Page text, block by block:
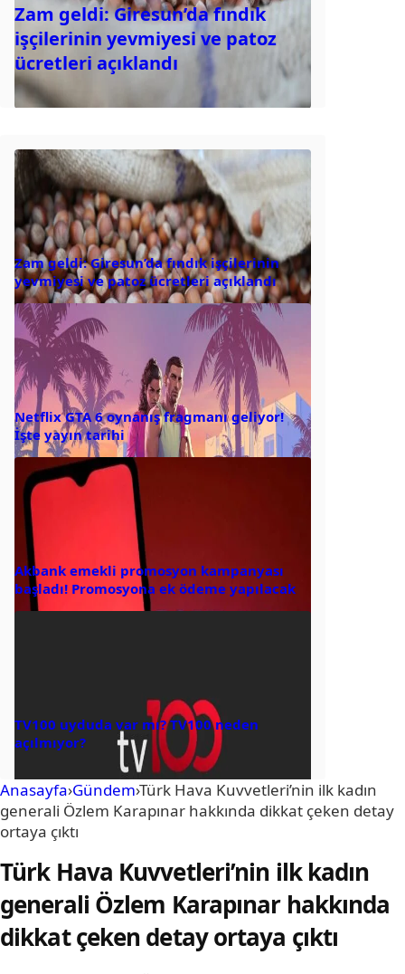
Zam geldi: Giresun’da fındık
işçilerinin yevmiyesi ve patoz
ücretleri açıklandı
Zam geldi: Giresun’da fındık işçilerinin
yevmiyesi ve patoz ücretleri açıklandı
Netflix GTA 6 oynanış fragmanı geliyor!
İşte yayın tarihi
Akbank emekli promosyon kampanyası
başladı! Promosyona ek ödeme yapılacak
TV100 uyduda var mı? TV100 neden
açılmıyor?
Anasayfa›Gündem›Türk Hava Kuvvetleri’nin ilk kadın
generali Özlem Karapınar hakkında dikkat çeken detay
ortaya çıktı
Türk Hava Kuvvetleri’nin ilk kadın
generali Özlem Karapınar hakkında
dikkat çeken detay ortaya çıktı